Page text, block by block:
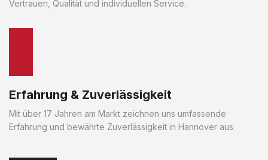
Vertrauen, Qualität und individuellen Service.
Erfahrung & Zuverlässigkeit
Mit über 17 Jahren am Markt zeichnen uns umfassende
Erfahrung und bewährte Zuverlässigkeit in Hannover aus.